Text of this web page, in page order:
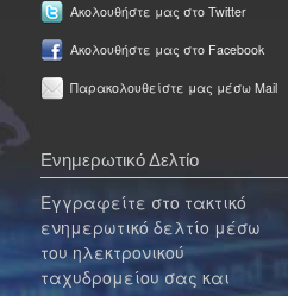
Ακολουθήστε μας στο Twitter
Ακολουθήστε μας στο Facebook
Παρακολουθείστε μας μέσω Mail
Ενημερωτικό Δελτίο
Εγγραφείτε στο τακτικό
ενημερωτικό δελτίο μέσω
του ηλεκτρονικού
ταχυδρομείου σας και